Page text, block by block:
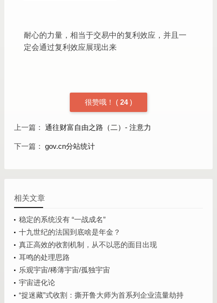
耐心的力量，相当于交易中的复利效应，并且一
定会通过复利效应展现出来
很赞哦！ (24)
上一篇： 通往财富自由之路（二）- 注意力
下一篇： gov.cn分站统计
相关文章
稳定的系统没有 “一战成名”
十九世纪的法国到底啥是年金？
真正高效的收割机制，从不以恶的面目出现
耳鸣的处理思路
乐观宇宙/稀薄宇宙/孤独宇宙
宇宙进化论
“捉迷藏”式收割：撕开鲁大师为首系列企业流量劫持